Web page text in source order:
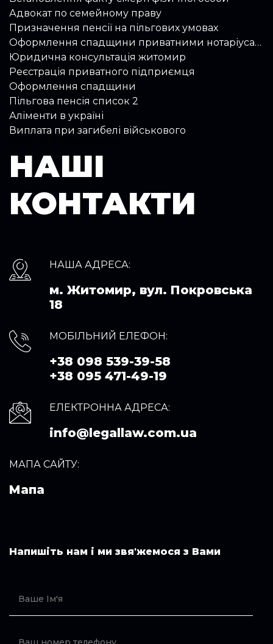
Адвокат по семейному праву
Призначення пенсії на пільгових умовах
Оформлення спадщини приватними нотаріусами
Юридична консультація житомир
Реєстрація приватного підприємця
Оформлення спадщини
Пільгова пенсія список 2
Аліменти в україні
Виплата при загибелі військового
НАШІ
КОНТАКТИ
НАША АДРЕСА:
м. Житомир, вул. Покровська
18
МОБІЛЬНИЙ ЕЛЕФОН:
+38 098 539-39-58
+38 095 471-49-19
ЕЛЕКТРОННА АДРЕСА:
info@legallaw.com.ua
МАПА САЙТУ:
Мапа
Напишіть нам і ми звя'жемося з Вами